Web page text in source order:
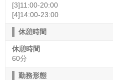
[3]11:00-20:00
[4]14:00-23:00
休憩時間
休憩時間
60分
勤務形態